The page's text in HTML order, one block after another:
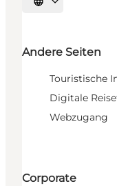
Sprache auswählen
Andere Seiten
Touristische
Digitale
Webzugang
Corporate